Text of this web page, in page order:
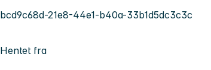
bcd9c68d-21e8-44e1-b40a-33b1d5dc3c3c
Hentet fra